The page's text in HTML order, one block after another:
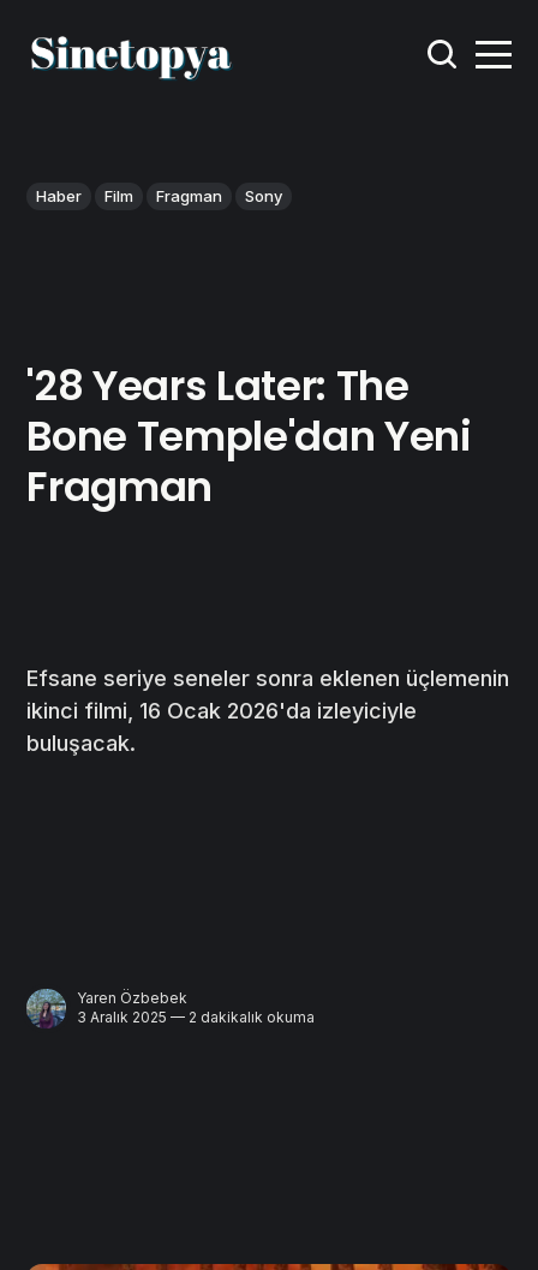
Haber Film Fragman Sony
'28 Years Later: The
Bone Temple'dan Yeni
Fragman
Efsane seriye seneler sonra eklenen üçlemenin
ikinci filmi, 16 Ocak 2026'da izleyiciyle
buluşacak.
Yaren Özbebek
3 Aralık 2025 — 2 dakikalık okuma